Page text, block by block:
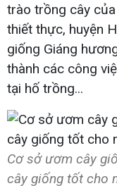
trào trồng cây
thiết thực, huyện
giống Giáng
thành các công
tại hố trồng...
Cơ sở ươm cây
cây giống tốt cho